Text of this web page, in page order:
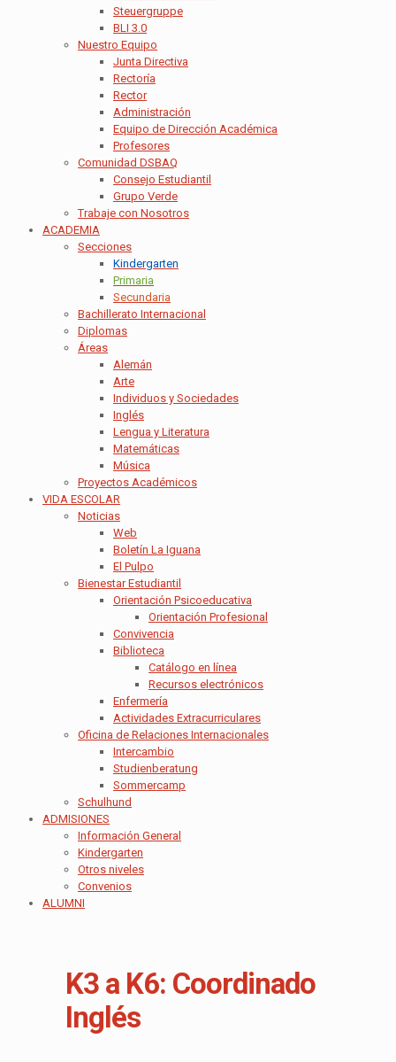
Steuergruppe
BLI 3.0
Nuestro Equipo
Junta Directiva
Rectoría
Rector
Administración
Equipo de Dirección Académica
Profesores
Comunidad DSBAQ
Consejo Estudiantil
Grupo Verde
Trabaje con Nosotros
ACADEMIA
Secciones
Kindergarten
Primaria
Secundaria
Bachillerato Internacional
Diplomas
Áreas
Alemán
Arte
Individuos y Sociedades
Inglés
Lengua y Literatura
Matemáticas
Música
Proyectos Académicos
VIDA ESCOLAR
Noticias
Web
Boletín La Iguana
El Pulpo
Bienestar Estudiantil
Orientación Psicoeducativa
Orientación Profesional
Convivencia
Biblioteca
Catálogo en línea
Recursos electrónicos
Enfermería
Actividades Extracurriculares
Oficina de Relaciones Internacionales
Intercambio
Studienberatung
Sommercamp
Schulhund
ADMISIONES
Información General
Kindergarten
Otros niveles
Convenios
ALUMNI
K3 a K6: Coordinado
Inglés